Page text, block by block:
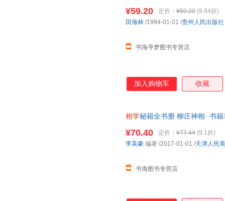
¥59.20 定价： ¥60.20 (9.84折)
书海寻梦图书专营店
田海林 /1994-01-01 /贵州人民出版社
加入购物车 收藏
相学秘籍全书册 柳庄神相· 书
¥70.40 定价： ¥77.44 (9.1折)
书海图书专营店
李英豪 编著 /2017-01-01 /天津人民